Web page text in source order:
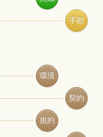
手順
環境
契約
規約